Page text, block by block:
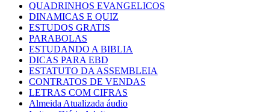
QUADRINHOS EVANGELICOS
DINAMICAS E QUIZ
ESTUDOS GRATIS
PARABOLAS
ESTUDANDO A BIBLIA
DICAS PARA EBD
ESTATUTO DA ASSEMBLEIA
CONTRATOS DE VENDAS
LETRAS COM CIFRAS
Almeida Atualizada áudio